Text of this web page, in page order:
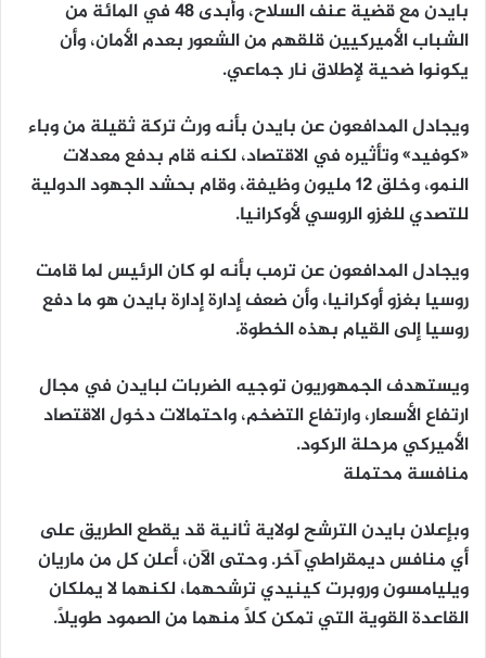
بايدن مع قضية عنف السلاح، وأبدى 48 في المائة من
الشباب الأميركيين قلقهم من الشعور بعدم الأمان، وأن
يكونوا ضحية لإطلاق نار جماعي.
ويجادل المدافعون عن بايدن بأنه ورث تركة ثقيلة من وباء
«كوفيد» وتأثيره في الاقتصاد، لكنه قام بدفع معدلات
النمو، وخلق 12 مليون وظيفة، وقام بحشد الجهود الدولية
للتصدي للغزو الروسي لأوكرانيا.
ويجادل المدافعون عن ترمب بأنه لو كان الرئيس لما قامت
روسيا بغزو أوكرانيا، وأن ضعف إدارة إدارة بايدن هو ما دفع
روسيا إلى القيام بهذه الخطوة.
ويستهدف الجمهوريون توجيه الضربات لبايدن في مجال
ارتفاع الأسعار، وارتفاع التضخم، واحتمالات دخول الاقتصاد
الأميركي مرحلة الركود.
منافسة محتملة
وبإعلان بايدن الترشح لولاية ثانية قد يقطع الطريق على
أي منافس ديمقراطي آخر. وحتى الآن، أعلن كل من ماريان
ويليامسون وروبرت كينيدي ترشحهما، لكنهما لا يملكان
القاعدة القوية التي تمكن كلاً منهما من الصمود طويلاً.